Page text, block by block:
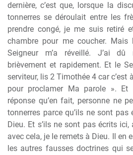
dernière, c’est que, lorsque la
tonnerres se déroulait entre les
prendre congé, je me suis retiré
chambre pour me coucher.
Seigneur m’a réveillé. J’ai dû
brièvement et rapidement. Et le
serviteur, lis 2 Timothée 4 car c’est
pour proclamer Ma parole ». Et
réponse qu’en fait, personne ne
tonnerres parce qu’ils ne sont
Dieu. Et s’ils ne sont pas écrits ici,
avec cela, je le remets à Dieu. Il en
les autres fausses doctrines qui